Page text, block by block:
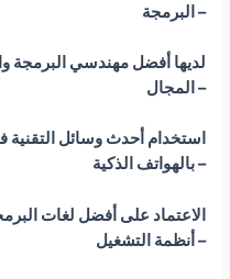
البرمجة –
المجال –
بالهواتف الذكية –
أنظمة التشغيل –